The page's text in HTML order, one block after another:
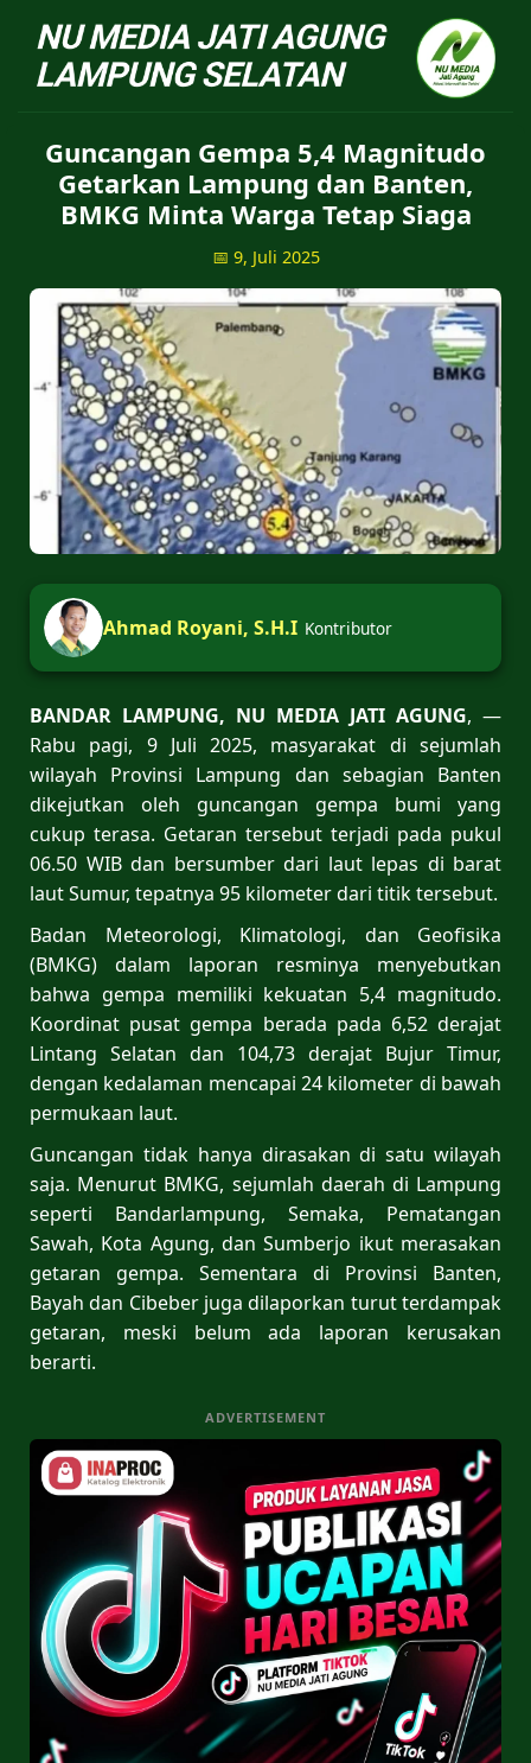
NU Jatiagung - Situs
Guncangan Gempa 5,4 Magnitudo
Getarkan Lampung dan Banten,
BMKG Minta Warga Tetap Siaga
📅 9, Juli 2025
Ahmad Royani, S.H.I Kontributor
BANDAR LAMPUNG, NU MEDIA JATI AGUNG, —
Rabu pagi, 9 Juli 2025, masyarakat di sejumlah
wilayah Provinsi Lampung dan sebagian Banten
dikejutkan oleh guncangan gempa bumi yang
cukup terasa. Getaran tersebut terjadi pada pukul
06.50 WIB dan bersumber dari laut lepas di barat
laut Sumur, tepatnya 95 kilometer dari titik tersebut.
Badan Meteorologi, Klimatologi, dan Geofisika
(BMKG) dalam laporan resminya menyebutkan
bahwa gempa memiliki kekuatan 5,4 magnitudo.
Koordinat pusat gempa berada pada 6,52 derajat
Lintang Selatan dan 104,73 derajat Bujur Timur,
dengan kedalaman mencapai 24 kilometer di bawah
permukaan laut.
Guncangan tidak hanya dirasakan di satu wilayah
saja. Menurut BMKG, sejumlah daerah di Lampung
seperti Bandarlampung, Semaka, Pematangan
Sawah, Kota Agung, dan Sumberjo ikut merasakan
getaran gempa. Sementara di Provinsi Banten,
Bayah dan Cibeber juga dilaporkan turut terdampak
getaran, meski belum ada laporan kerusakan
berarti.
ADVERTISEMENT